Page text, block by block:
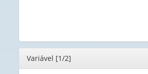
Editor
Variável [1/2]